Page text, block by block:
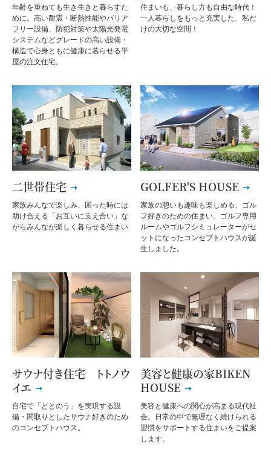
年齢を重ねても生き生きと暮らすた
めに。高い耐震・断熱性能やバリア
フリー設備、防犯対策や太陽光発電
システムなどグレードの高い設備・
構造で心身ともに健康に暮らせる平
屋の注文住宅。
住まいも、暮らし方も自由な時代！
一人暮らしをもっと充実した、私だ
けの大切な空間！
二世帯住宅
家族みんなで楽しみ、困った時には
助け合える「お互いに支え合い」な
がらみんなが楽しく暮らせる住まい
GOLFER'S HOUSE
家族の憩いも趣味も楽しめる、ゴル
フ好きのための住まい。ゴルフ専用
ルームやゴルフシミュレーターがセ
ットになったコンセプトハウスが誕
生しました。
サウナ付き住宅 トトノウ
イエ
自宅で「ととのう」を実現する設
備・間取りとしたサウナ好きのため
のコンセプトハウス。
美容と健康の家BIKEN
HOUSE
美容と健康への関心が高まる現代社
会。日常の中で無理なく続けられる
習慣をサポートする住まいをご提案
します。